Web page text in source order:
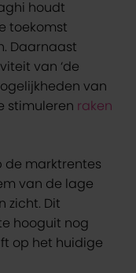
houdt
toekomst
Daarnaast
van ‘de
van
stimuleren raken
de marktrentes
van de lage
zicht. Dit
hooguit nog
op het huidige